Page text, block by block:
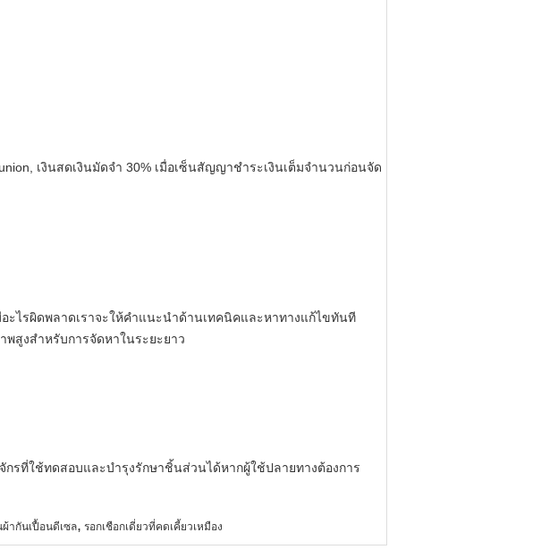
เงินสดเงินมัดจำ 30% เมื่อเซ็นสัญญาชำระเงินเต็มจำนวนก่อนจัด
ะไรผิดพลาดเราจะให้คำแนะนำด้านเทคนิคและหาทางแก้ไขทันที
สูงสำหรับการจัดหาในระยะยาว
กรที่ใช้ทดสอบและบำรุงรักษาชิ้นส่วนได้หากผู้ใช้ปลายทางต้องการ
ากันเปื้อนดีเซล, รอกเชือกเดี่ยวที่คดเคี้ยวเหมือง